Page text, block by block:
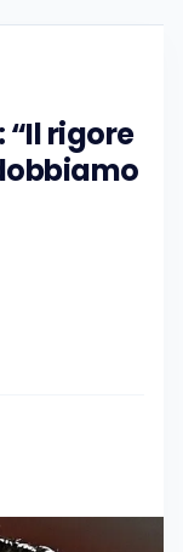
“Il rigore